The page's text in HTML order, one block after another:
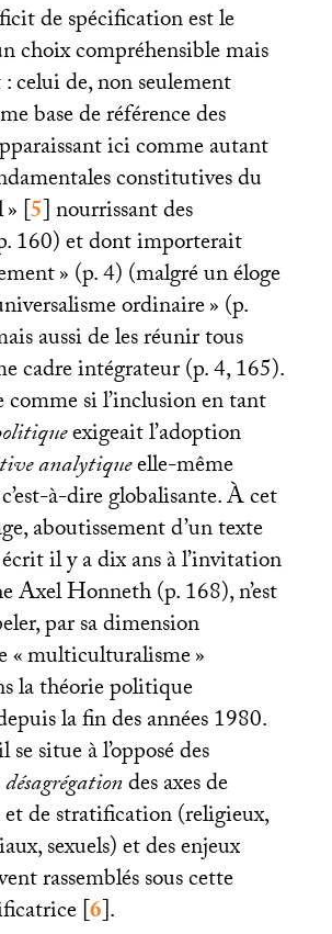
de spécification est le
choix compréhensible mais
celui de, non seulement
base de référence des
ici comme autant
constitutives du
»[5]nourrissant des
160) et dont importerait
» (p. 4) (malgré un éloge
ordinaire» (p.
aussi de les réunir tous
cadre intégrateur (p. 4, 165).
comme si l’inclusion en tant
exigeait l’adoption
analytiqueelle-même
à-dire globalisante. À cet
aboutissement d’un texte
il y a dix ans à l’invitation
Axel Honneth (p. 168), n’est
par sa dimension
«multiculturalisme»
la théorie politique
la fin des années 1980.
situe à l’opposé des
désagrégationdes axes de
de stratification (religieux,
sexuels) et des enjeux
rassemblés sous cette
[6].